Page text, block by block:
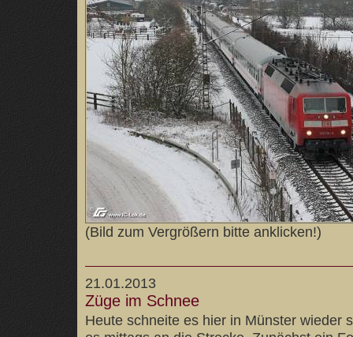
(Bild zum Vergrößern bitte anklicken!)
21.01.2013
Züge im Schnee
Heute schneite es hier in Münster wieder